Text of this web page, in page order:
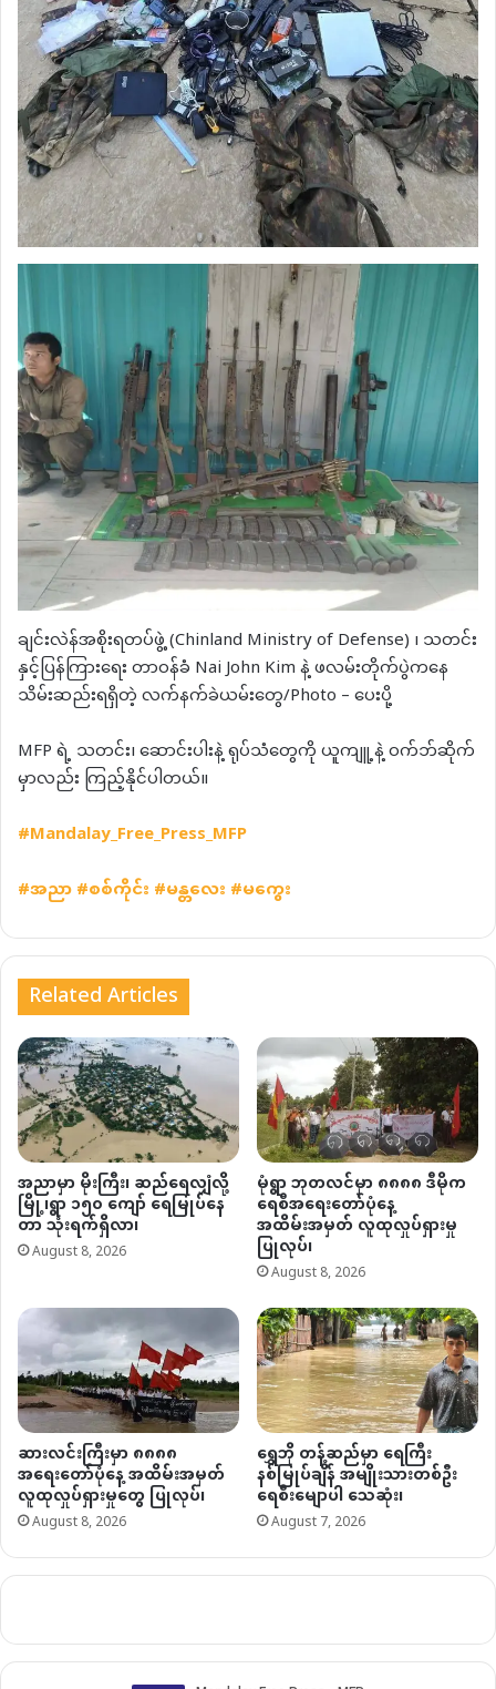
ချင်းလဲန်အစိုးရတပ်ဖွဲ့ (Chinland Ministry of Defense) ၊ သတင်း
နှင့်ပြန်ကြားရေး တာဝန်ခံ Nai John Kim နဲ့ ဖလမ်းတိုက်ပွဲကနေ
သိမ်းဆည်းရရှိတဲ့ လက်နက်ခဲယမ်းတွေ/Photo – ပေးပို့
MFP ရဲ့ သတင်း၊ ဆောင်းပါးနဲ့ ရုပ်သံတွေကို ယူကျူ့နဲ့ ဝက်ဘ်ဆိုက်
မှာလည်း ကြည့်နိုင်ပါတယ်။
#Mandalay_Free_Press_MFP
#အညာ#စစ်ကိုင်း#မန္တလေး#မကွေး
Related Articles
အညာမှာ မိုးကြီး၊ ဆည်ရေလျှံလို့
မြို့၊ရွာ ၁၅၀ ကျော် ရေမြုပ်နေ
တာ သုံးရက်ရှိလာ၊
August 8, 2026
မုံရွာ ဘုတလင်မှာ ၈၈၈၈ ဒီမိုက
ရေစီအရေးတော်ပုံနေ့
အထိမ်းအမှတ် လူထုလှုပ်ရှားမှု
ပြုလုပ်၊
August 8, 2026
ဆားလင်းကြီးမှာ ၈၈၈၈
အရေးတော်ပုံနေ့ အထိမ်းအမှတ်
လူထုလှုပ်ရှားမှုတွေ ပြုလုပ်၊
August 8, 2026
ရွှေဘို တန့်ဆည်မှာ ရေကြီး
နစ်မြုပ်ချိန် အမျိုးသားတစ်ဦး
ရေစီးမျောပါ သေဆုံး၊
August 7, 2026